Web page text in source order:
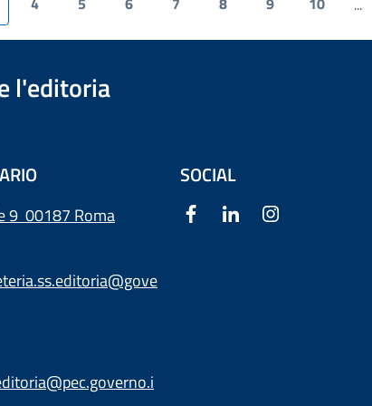
...
l'editoria
9 00187 Roma
SOCIAL